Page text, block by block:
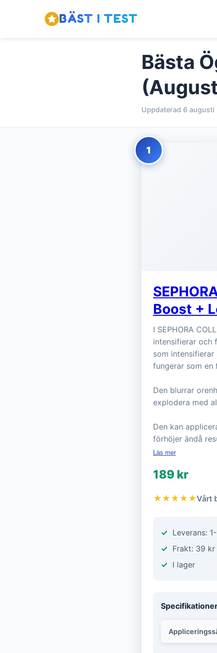
BÄST I TEST
Bästa
Uppdaterad 6
1
Boost +
I SEPHORA
intensifierar och
som intensifierar
fungerar som en
Den blurrar
explodera med
Den kan
förhöjer ändå
Läs mer
189 kr
★★★★★Vårt
Leverans:
Frakt: 39 kr
I lager